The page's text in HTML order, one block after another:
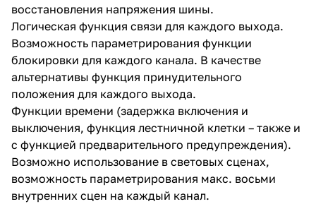
восстановления напряжения шины.
Логическая функция связи для каждого выхода.
Возможность параметрирования функции
блокировки для каждого канала. В качестве
альтернативы функция принудительного
положения для каждого выхода.
Функции времени (задержка включения и
выключения, функция лестничной клетки – также и
с функцией предварительного предупреждения).
Возможно использование в световых сценах,
возможность параметрирования макс. восьми
внутренних сцен на каждый канал.